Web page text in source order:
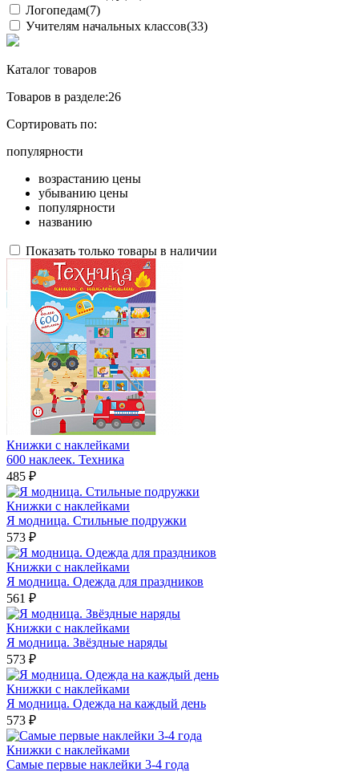
Логопедам(7)
Учителям начальных классов(33)
Каталог товаров
Товаров в разделе:26
Сортировать по:
популярности
возрастанию цены
убыванию цены
популярности
названию
Показать только товары в наличии
Книжки с наклейками
600 наклеек. Техника
485 ₽
Книжки с наклейками
Я модница. Стильные подружки
573 ₽
Книжки с наклейками
Я модница. Одежда для праздников
561 ₽
Книжки с наклейками
Я модница. Звёздные наряды
573 ₽
Книжки с наклейками
Я модница. Одежда на каждый день
573 ₽
Книжки с наклейками
Самые первые наклейки 3-4 года